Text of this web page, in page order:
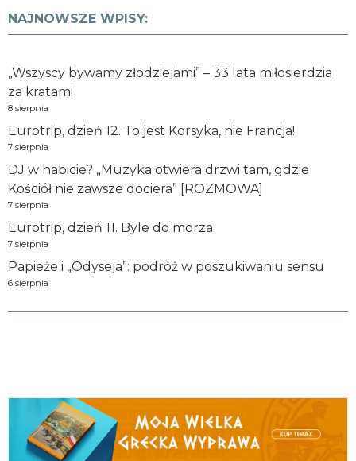
NAJNOWSZE WPISY:
„Wszyscy bywamy złodziejami” – 33 lata miłosierdzia
za kratami
8 sierpnia
Eurotrip, dzień 12. To jest Korsyka, nie Francja!
7 sierpnia
DJ w habicie? „Muzyka otwiera drzwi tam, gdzie
Kościół nie zawsze dociera” [ROZMOWA]
7 sierpnia
Eurotrip, dzień 11. Byle do morza
7 sierpnia
Papieże i „Odyseja”: podróż w poszukiwaniu sensu
6 sierpnia